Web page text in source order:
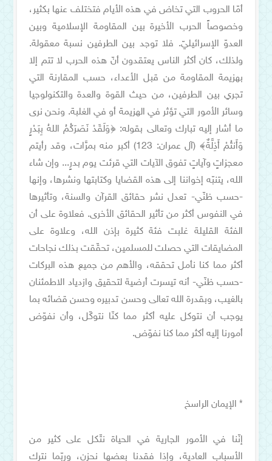
أمّا الحروب التي تخاض في هذه الأيام فتختلف عنها بكثير،
وخصوصاً الحرب الأخيرة بين المقاومة الإسلامية وبين
العدوّ الإسرائيليّ. فلا توجد بين الطرفين نسبة معقولة.
ولذلك، كان أكثر الناس يعتقدون أنّ هذه الحرب لا تتم إلا
بهزيمة المقاومة من قبل الأعداء، حسب المقارنة التي
تجري بين الطرفين، من حيث القوة والعدة والتكنولوجيا
وسائر الأمور التي تؤثر في الهزيمة أو في الغلبة. ونحن نرى
ما أشار إليه تبارك وتعالى بقوله: ﴿وَلَقَدْ نَصَرَكُمُ اللهُ بِبَدْرٍ
وَأَنتُمْ أَذِلَّةٌ﴾ (آل عمران: 123) أكبر منه بمرَّات، وقد رأيتم
معجزاتٍ وآياتٍ تفوق الآيات التي قرئت يوم بدرٍ... وإن شاء
الله، يتنبّه إخواننا إلى هذه القضايا وكتابتها ونشرها، وإنها
-حسب ظنّي- تعدل نشر حقائق القرآن والسنة، وتأثيرها
في النفوس أكثر من تأثير الحقائق الأخرى. فعلاوة على أن
الفئة القليلة غلبت فئة كثيرة بإذن الله، وعلاوة على
المضايقات التي حصلت للمسلمين، تحقّقت بذلك نجاحات
أكثر مما كنا نأمل تحققه، والأهم من جميع هذه البركات
-حسب ظنّي- أنه تيسرت أرضية لتحقيق وازدياد الاطمئنان
بالغيب، وبقدرة الله تعالى وحسن تدبيره وحسن قضائه بما
يوجب أن نتوكل عليه أكثر مما كنّا نتوكّل، وأن نفوّض
أمورنا إليه أكثر مما كنا نفوّض.
* الإيمان الراسخ
إنّنا في الأمور الجارية في الحياة نتّكل على كثير من
الأسباب العادية، وإذا فقدنا بعضها نحزن، وربّما نترك